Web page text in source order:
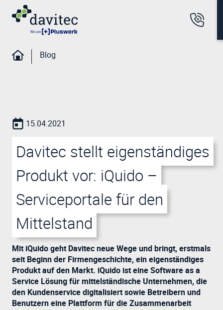
Blog
15.04.2021
Davitec stellt eigenständiges
Produkt vor: iQuido –
Serviceportale für den
Mittelstand
Mit iQuido geht Davitec neue Wege und bringt, erstmals
seit Beginn der Firmengeschichte, ein eigenständiges
Produkt auf den Markt. iQuido ist eine Software as a
Service Lösung für mittelständische Unternehmen, die
den Kundenservice digitalisiert sowie Betreibern und
Benutzern eine Plattform für die Zusammenarbeit